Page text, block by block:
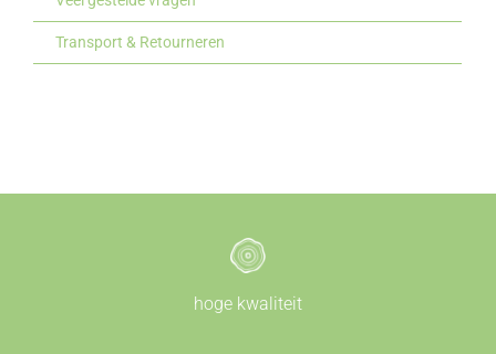
Transport & Retourneren
hoge kwaliteit